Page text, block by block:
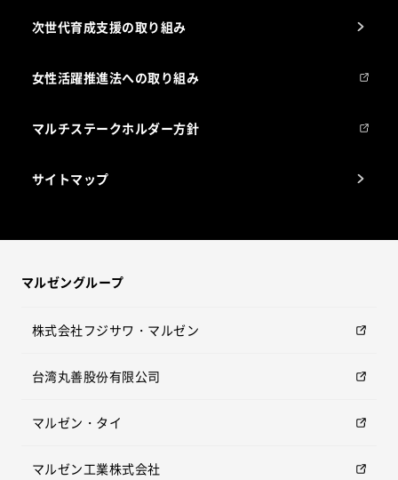
次世代育成支援の取り組み
女性活躍推進法への取り組み
マルチステークホルダー方針
サイトマップ
マルゼングループ
株式会社フジサワ・マルゼン
台湾丸善股份有限公司
マルゼン・タイ
マルゼン工業株式会社